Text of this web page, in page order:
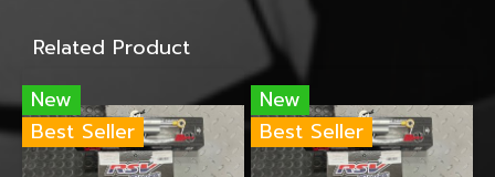
Related Product
New
Best Seller
New
Best Seller